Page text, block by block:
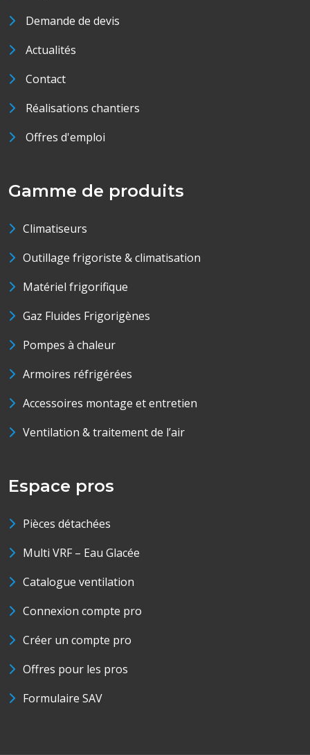
Demande de devis
Actualités
Contact
Réalisations chantiers
Offres d'emploi
Gamme de produits
Climatiseurs
Outillage frigoriste & climatisation
Matériel frigorifique
Gaz Fluides Frigorigènes
Pompes à chaleur
Armoires réfrigérées
Accessoires montage et entretien
Ventilation & traitement de l’air
Espace pros
Pièces détachées
Multi VRF – Eau Glacée
Catalogue ventilation
Connexion compte pro
Créer un compte pro
Offres pour les pros
Formulaire SAV